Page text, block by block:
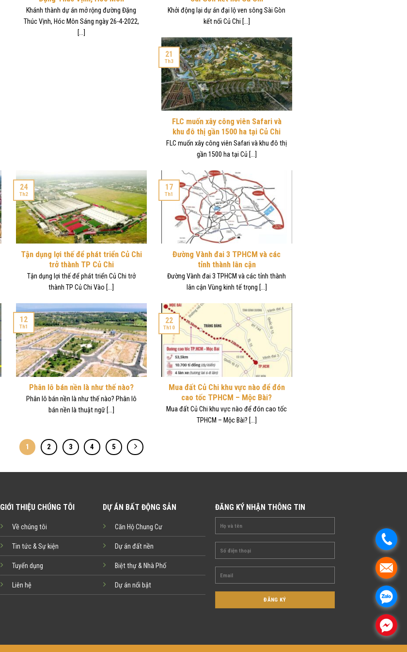
Khánh thành dự án mở rộng đường Đặng
Thúc Vịnh, Hóc Môn Sáng ngày 26-4-2022,
[...]
Khởi động lại dự án đại lộ ven sông Sài Gòn
kết nối Củ Chi [...]
FLC muốn xây công viên Safari và
khu đô thị gần 1500 ha tại Củ Chi
FLC muốn xây công viên Safari và khu đô thị
gần 1500 ha tại Củ [...]
21
Th3
Tận dụng lợi thế để phát triển Củ Chi
trở thành TP Củ Chi
Tận dụng lợi thế để phát triển Củ Chi trở
thành TP Củ Chi Vào [...]
24
Th2
Đường Vành đai 3 TPHCM và các
tỉnh thành lân cận
Đường Vành đai 3 TPHCM và các tỉnh thành
lân cận Vùng kinh tế trọng [...]
17
Th1
Phân lô bán nền là như thế nào?
Phân lô bán nền là như thế nào? Phân lô
bán nền là thuật ngữ [...]
12
Th1
Mua đất Củ Chi khu vực nào để đón
cao tốc TPHCM – Mộc Bài?
Mua đất Củ Chi khu vực nào để đón cao tốc
TPHCM – Mộc Bài? [...]
22
Th10
1 2 3 4 5
GIỚI THIỆU CHÚNG TÔI
Về chúng tôi
Tin tức & Sự kiện
Tuyển dụng
Liên hệ
DỰ ÁN BẤT ĐỘNG SẢN
Căn Hộ Chung Cư
Dự án đất nền
Biệt thự & Nhà Phố
Dự án nổi bật
ĐĂNG KÝ NHẬN THÔNG TIN
.
.
.
.